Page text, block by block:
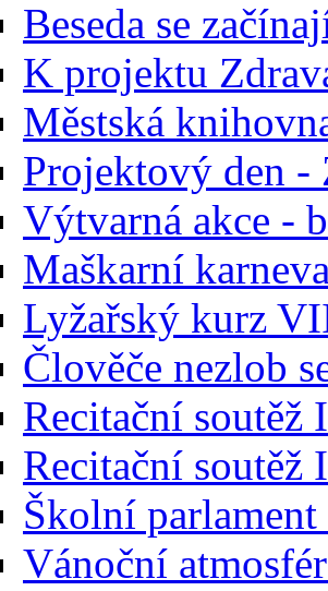
Beseda se
K projektu
Městská
Projektový den -
Výtvarná akce -
Maškarní
Lyžařský kurz
Člověče nezlob
Recitační soutěž
Recitační soutěž
Školní
Vánoční